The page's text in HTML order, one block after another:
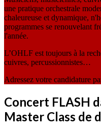
une pratique orchestrale
chaleureuse et dynamique,
programmes se renouvelant
l'année.
L’OHLF est toujours à la
cuivres, percussionnistes…
Adressez votre candidature
Concert FLASH
Master Class de